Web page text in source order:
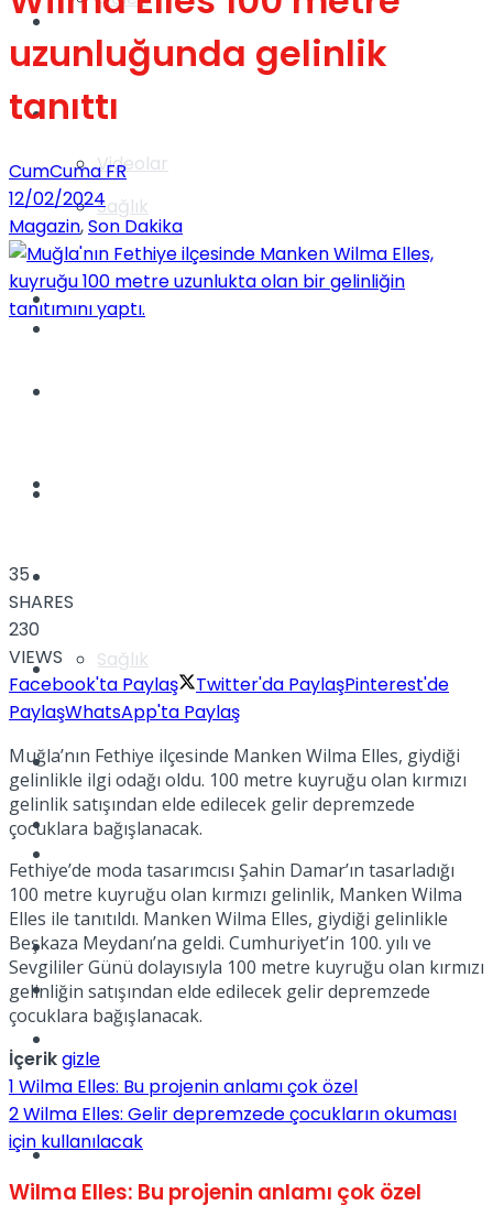
Videolar
Sağlık
TV
Kadınca
Dünya
Gündem
Yaşam
Sağlık
TV
Müzik
Sinema
Spor
uzunluğunda gelinlik
tanıttı
CumCuma FR
12/02/2024
Magazin,Son Dakika
35
SHARES
230
VIEWS
Facebook'ta Paylaş
Twitter'da PaylaşPinterest'de
PaylaşWhatsApp'ta Paylaş
Muğla’nın Fethiye ilçesinde Manken Wilma Elles, giydiği
gelinlikle ilgi odağı oldu. 100 metre kuyruğu olan kırmızı
gelinlik satışından elde edilecek gelir depremzede
çocuklara bağışlanacak.
Fethiye’de moda tasarımcısı Şahin Damar’ın tasarladığı
100 metre kuyruğu olan kırmızı gelinlik, Manken Wilma
Elles ile tanıtıldı. Manken Wilma Elles, giydiği gelinlikle
Beşkaza Meydanı’na geldi. Cumhuriyet’in 100. yılı ve
Sevgililer Günü dolayısıyla 100 metre kuyruğu olan kırmızı
gelinliğin satışından elde edilecek gelir depremzede
çocuklara bağışlanacak.
İçerikgizle
1 Wilma Elles: Bu projenin anlamı çok özel
2Wilma Elles: Gelir depremzede çocukların okuması
için kullanılacak
Wilma Elles: Bu projenin anlamı çok özel